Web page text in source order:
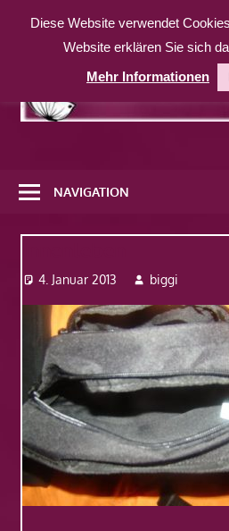
Inhalt
weitere
Website
NAVIGATION
4. Januar 2013 biggi
Diese Website verwendet
Website erklären Sie sich
Mehr Informationen